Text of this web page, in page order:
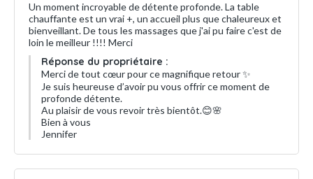
Un moment incroyable de détente profonde. La table
chauffante est un vrai +, un accueil plus que chaleureux et
bienveillant. De tous les massages que j'ai pu faire c'est de
loin le meilleur !!!! Merci
Réponse du propriétaire :
Merci de tout cœur pour ce magnifique retour ✨
Je suis heureuse d’avoir pu vous offrir ce moment de
profonde détente.
Au plaisir de vous revoir très bientôt.😊🌸
Bien à vous
Jennifer